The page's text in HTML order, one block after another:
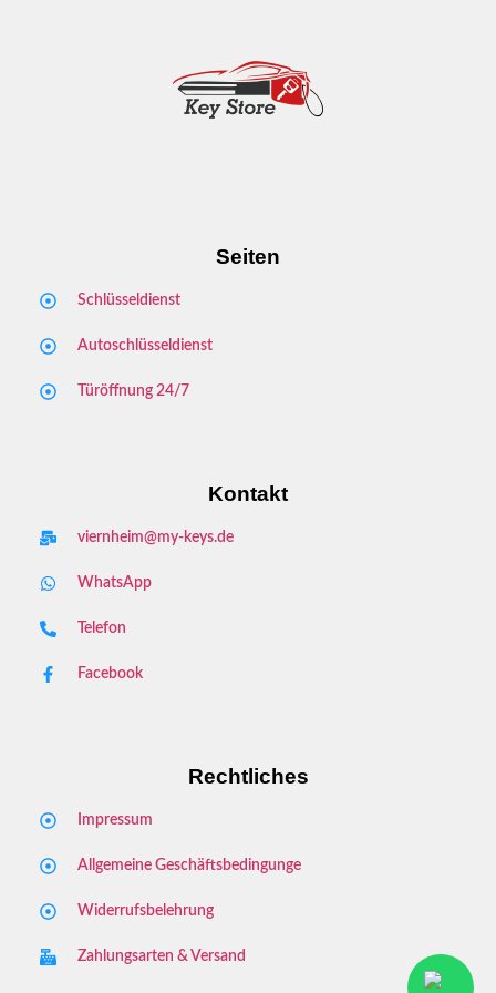
Seiten
Schlüsseldienst
Autoschlüsseldienst
Türöffnung 24/7
Kontakt
viernheim@my-keys.de
WhatsApp
Telefon
Facebook
Rechtliches
Impressum
Allgemeine Geschäftsbedingunge
Widerrufsbelehrung
Zahlungsarten & Versand